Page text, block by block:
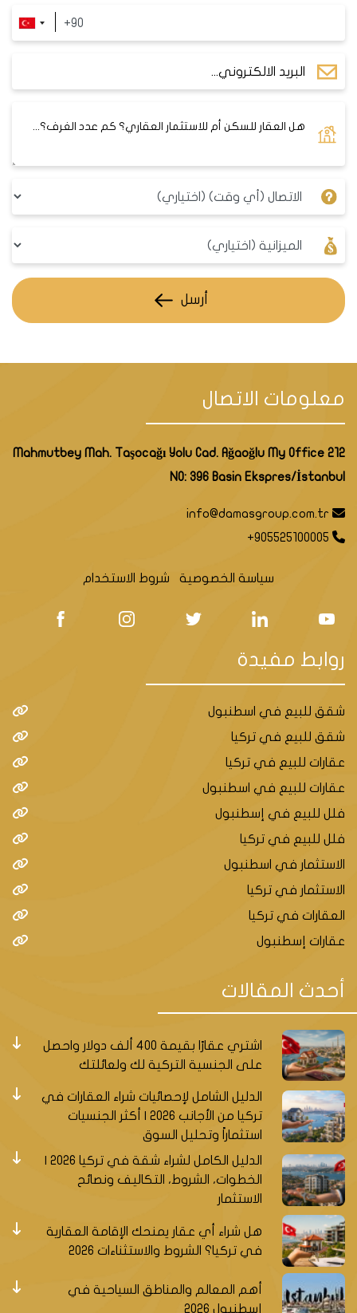
أرسل
معلومات الاتصال
Mahmutbey Mah. Taşocağı Yolu Cad. Ağaoğlu My Office 212
NO: 396 Basin Ekspres/İstanbul
info@damasgroup.com.tr
+905525100005
سياسة الخصوصية شروط الاستخدام
روابط مفيدة
شقق للبيع في اسطنبول
شقق للبيع في تركيا
عقارات للبيع في تركيا
عقارات للبيع في اسطنبول
فلل للبيع في إسطنبول
فلل للبيع في تركيا
الاستثمار في اسطنبول
الاستثمار في تركيا
العقارات في تركيا
عقارات إسطنبول
أحدث المقالات
اشتري عقارًا بقيمة 400 ألف دولار واحصل
على الجنسية التركية لك ولعائلتك
الدليل الشامل لإحصائيات شراء العقارات في
تركيا من الأجانب 2026 | أكثر الجنسيات
استثماراً وتحليل السوق
الخطوات، الشروط، التكاليف ونصائح
الاستثمار
هل شراء أي عقار يمنحك الإقامة العقارية
في تركيا؟ الشروط والاستثناءات 2026
أهم المعالم والمناطق السياحية في
إسطنبول 2026